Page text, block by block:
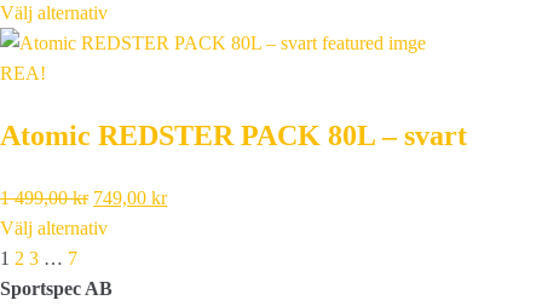
ursprungliga
priset
499,00 kr.
priset
Välj alternativ
REA!
Atomic REDSTER PACK 80L – svart
1 499,00kr Det
ursprungliga
var:
749,00 krDet
Välj alternativ
1 2 3 … 7Next
Sportspec AB